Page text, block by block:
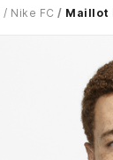
Nike FC Maillot